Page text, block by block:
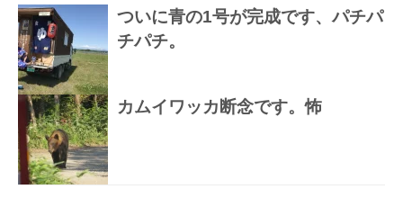
ついに青の1号が完成です、パチパ
チパチ。
カムイワッカ断念です。怖